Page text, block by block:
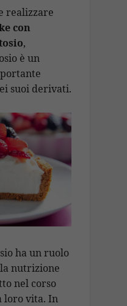
realizzare
con
,
è un
suoi derivati.
ha un ruolo
nutrizione
nel corso
loro vita. In